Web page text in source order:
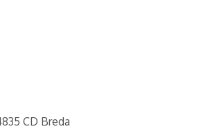
CD Breda